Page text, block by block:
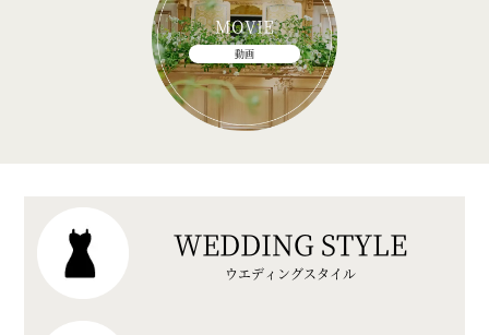
MOVIE
動画
WEDDING STYLE
ウエディングスタイル